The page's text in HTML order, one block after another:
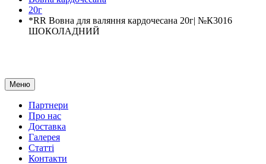
20г
*RR Вовна для валяння кардочесана 20г| №К3016
ШОКОЛАДНИЙ
Меню
Партнери
Про нас
Доставка
Галерея
Статтi
Контакти